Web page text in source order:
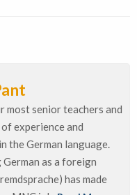
most senior teachers and
experience and
the German language.
as a foreign
has made